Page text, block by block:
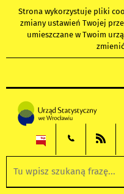
Strona wykorzystuje pliki
zmiany ustawień Twojej
umieszczane w Twoim